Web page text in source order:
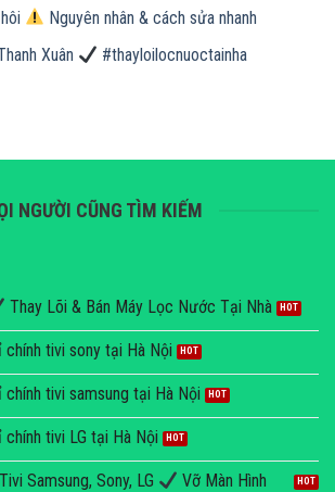
Nguyên nhân & cách sửa nhanh
Xuân
#thayloilocnuoctainha
NGƯỜI CŨNG TÌM KIẾM
Thay Lõi & Bán Máy Lọc Nước Tại Nhà
chính tivi sony tại Hà Nội
chính tivi samsung tại Hà Nội
chính tivi LG tại Hà Nội
Samsung, Sony, LG
Vỡ Màn Hình